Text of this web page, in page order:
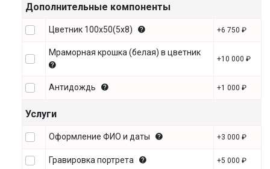
Дополнительные компоненты
Цветник 100х50(5х8) +6 750 ₽
Мраморная крошка (белая) в цветник
+10 000 ₽
Антидождь +1 000 ₽
Услуги
Оформление ФИО и даты +3 000 ₽
Гравировка портрета +5 000 ₽